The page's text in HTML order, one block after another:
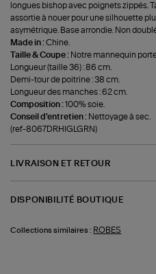
longues bishop avec poignets zippés.
assortie à nouer pour une silhouette
asymétrique. Base arrondie. Non
Made in :Chine.
Taille & Coupe : Notre mannequin
Longueur (taille 36) : 86 cm.
Demi-tour de poitrine : 38 cm.
Longueur des manches : 62 cm.
Composition :100% soie.
Conseil d'entretien : Nettoyage à sec.
(ref-8067DRHIGLGRN)
LIVRAISON ET RETOUR
DISPONIBILITÉ BOUTIQUE
Collections similaires : ROBES